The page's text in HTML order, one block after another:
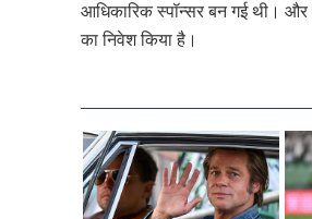
आधिकारिक स्पॉन्सर बन गई थी। और
का निवेश किया है।